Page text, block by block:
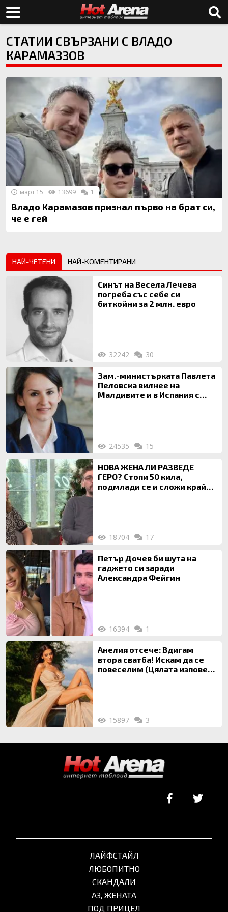
СТАТИИ СВЪРЗАНИ С ВЛАДО
КАРАМАЗЗОВ
Владо Карамазов признал първо на брат си,
че е гей
март 15 13699 1
НАЙ-ЧЕТЕНИ НАЙ-КОМЕНТИРАНИ
Синът на Весела Лечева
погреба със себе си
биткойни за 2 млн. евро
32242 30
Зам.-министърката Павлета
Пеловска вилнее на
Малдивите и в Испания с
24535 15
НОВА ЖЕНА ЛИ РАЗВЕДЕ
ГЕРО? Стопи 50 кила,
подмлади се и сложи край
18704 17
Петър Дочев би шута на
гаджето си заради
Александра Фейгин
16394 1
Анелия отсече: Вдигам
втора сватба! Искам да се
повеселим (Цялата изповед
15897 3
ЛАЙФСТАЙЛ
ЛЮБОПИТНО
СКАНДАЛИ
АЗ, ЖЕНАТА
ПОД ПРИЦЕЛ